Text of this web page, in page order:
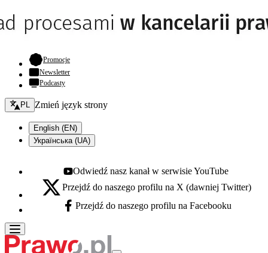
Promocje- otwiera się w nowej karcie
Newsletter
Podcasty
Zmień język - bieżący:
PL Zmień język strony
English (EN)
Українська (UA)
Youtube - otwiera się w nowej karcie
Odwiedź nasz kanał w serwisie YouTube
X - otwiera się w nowej karcie
Przejdź do naszego profilu na X (dawniej Twitter)
Facebook - otwiera się w nowej karcie
Przejdź do naszego profilu na Facebooku